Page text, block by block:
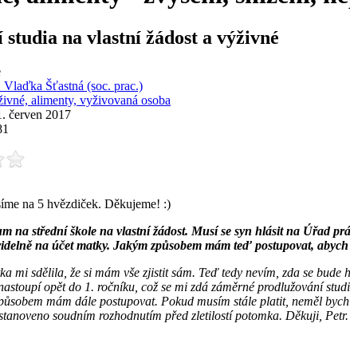
studia na vlastní žádost a výživné
Vlaďka Šťastná (soc. prac.)
alimenty, vyživovaná osoba
červen 2017
na 5 hvězdiček. Děkujeme! :)
na střední škole na vlastní žádost. Musí se syn hlásit na Úřad
na účet matky. Jakým způsobem mám teď postupovat,
mi sdělila, že si mám vše zjistit sám. Teď tedy nevím, zda se
opět do 1. ročníku, což se mi zdá záměrné prodlužování
mám dále postupovat. Pokud musím stále platit, neměl
soudním rozhodnutím před zletilostí potomka. Děkuji, Petr.